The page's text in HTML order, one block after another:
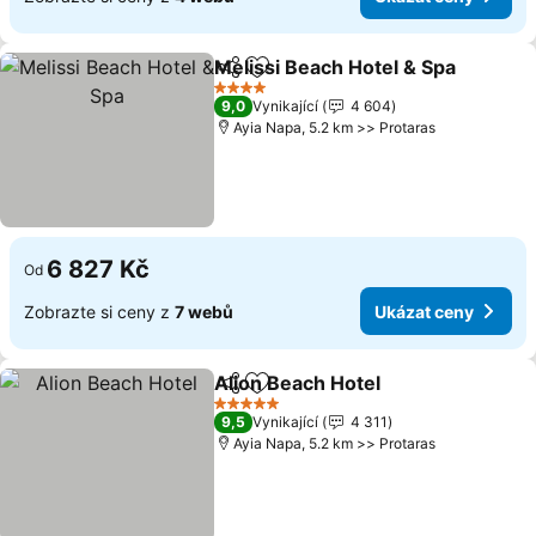
SdíletPřidat na seznam oblíbených
Melissi Beach Hotel & Spa
4 Počet hvězdiček
9,0 Vynikající
4 604
Ayia Napa, 5.2 km >> Protaras
Od 6 827 Kč
Zobrazte si ceny z 7 webů Ukázat ceny
SdíletPřidat na seznam oblíbených
Alion Beach Hotel
5 Počet hvězdiček
9,5 Vynikající
4 311
Ayia Napa, 5.2 km >> Protaras